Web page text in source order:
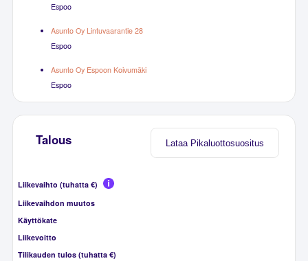
Espoo
Asunto Oy Lintuvaarantie 28
Espoo
Asunto Oy Espoon Koivumäki
Espoo
Lataa Pikaluottosuositus
Talous
Liikevaihto (tuhatta €)
Liikevaihdon muutos
Käyttökate
Liikevoitto
Tilikauden tulos (tuhatta €)